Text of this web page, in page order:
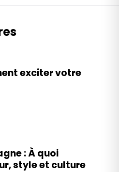
exciter votre
: À quoi
style et culture